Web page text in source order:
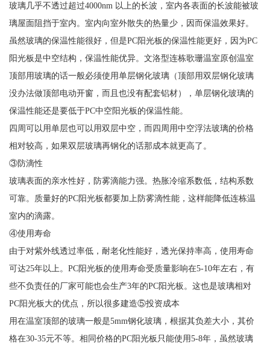
玻璃几乎不透过超过4000nm 以上的长波，室内各表面的长波能被玻
璃屋面阻挡于室内。室内向室外散失的热量少，因而保温效果好。
虽然玻璃的保温性能很好，但是PC阳光板的保温性能更好，因为PC
阳光板是中空结构，保温性能优异。文洛型连栋歌珊温室原创温室
顶部用玻璃的话一般必须使用单层钢化玻璃（顶部用双层钢化玻璃
没办法做顶部电动开窗，而且也没有配套铝材），单层钢化玻璃的
保温性能还是要低于PC中空阳光板的保温性能。
四周可以用单层也可以用双层中空，而四周用中空浮法玻璃的价格
相对较高，如果双层玻璃再钢化的话那成本就更高了。
③防滴性
玻璃表面的亲水性好，防雾滴能力强。热胀冷缩系数低，结构系数
可靠。质量好的PC阳光板都要加上防雾滴性能，这样能降低连栋温
室内的滴露。
④使用寿命
由于对紫外线透过率低，耐老化性能好，透光保持率高，使用寿命
可达25年以上。PC阳光板的使用寿命受质量影响在5-10年左右，有
些不负责任的厂家可能也会生产3年的PC阳光板。这也是玻璃相对
PC阳光板大的优点，所以很多建造⑤投资成本
用在温室顶部的玻璃一般是5mm钢化玻璃，根据其负差大小，其价
格在30-35元不等。相同价格的PC阳光板只能使用5-8年，虽然玻璃